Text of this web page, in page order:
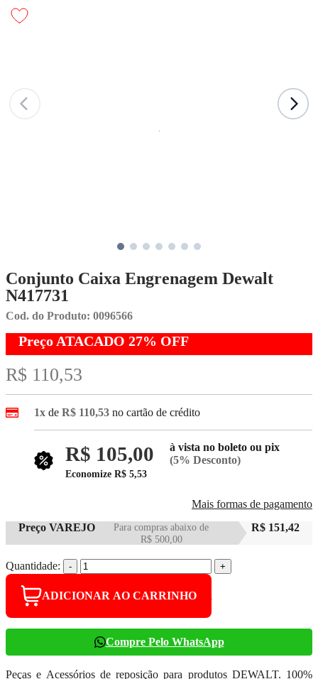
Conjunto Caixa Engrenagem Dewalt
N417731
Cod. do Produto: 0096566
Preço ATACADO 27% OFF
R$ 110,53
1x de R$ 110,53 no cartão de crédito
R$ 105,00
à vista no boleto ou pix
(5% Desconto)
Economize R$ 5,53
Mais formas de pagamento
Preço VAREJO
Para compras abaixo de
R$ 500,00
R$ 151,42
Quantidade: - +
ADICIONAR AO CARRINHO
Compre Pelo WhatsApp
Peças e Acessórios de reposição para produtos DEWALT. 100%